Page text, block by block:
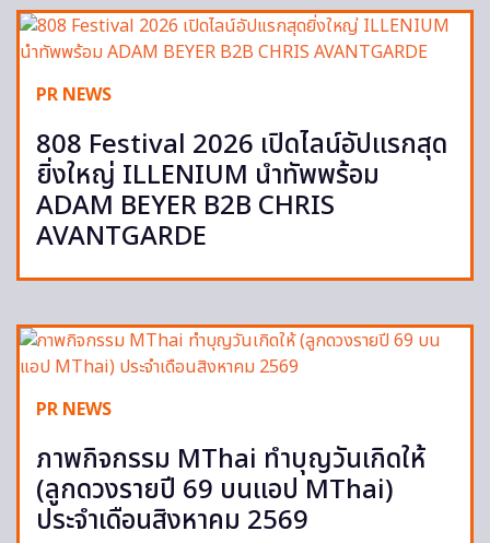
PR NEWS
808 Festival 2026 เปิดไลน์อัปแรกสุด
ยิ่งใหญ่ ILLENIUM นำทัพพร้อม
ADAM BEYER B2B CHRIS
AVANTGARDE
PR NEWS
ภาพกิจกรรม MThai ทำบุญวันเกิดให้
(ลูกดวงรายปี 69 บนแอป MThai)
ประจำเดือนสิงหาคม 2569